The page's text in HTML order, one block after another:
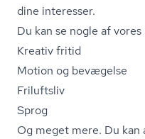
dine interesser.
Du kan se nogle af
Kreativ fritid
Motion og bevægelse
Friluftsliv
Sprog
Og meget mere. Du